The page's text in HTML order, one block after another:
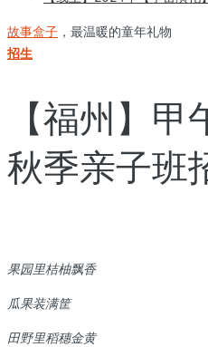
故事盒子 ，最温暖的童年礼物
招生
【福州】甲
秋季亲子班
果园里桔柚飘香
瓜果装满筐
田野里稻穗金黄